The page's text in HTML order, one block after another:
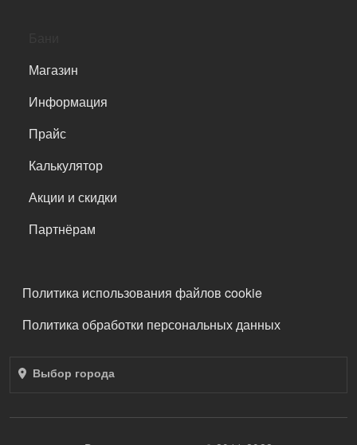
Магазин
Информация
Прайс
Калькулятор
Акции и скидки
Партнёрам
ПОДВАЛ
Политика использования файлов cookie
Политика обработки персональных данных
Выбор города